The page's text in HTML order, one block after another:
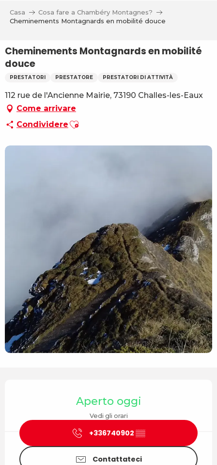
Casa
Cosa fare a Chambéry Montagnes?
Cheminements Montagnards en mobilité douce
Cheminements Montagnards en mobilité
douce
PRESTATORI PRESTATORE PRESTATORI DI ATTIVITÀ
112 rue de l'Ancienne Mairie, 73190 Challes-les-Eaux
Come arrivare
Condividere Ajouter aux favoris
Aperto oggi
Vedi gli orari
+336740902 ▒▒
Contattateci